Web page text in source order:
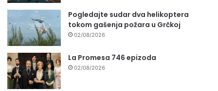
Pogledajte sudar dva helikoptera
tokom gašenja požara u Grčkoj
02/08/2026
La Promesa 746 epizoda
02/08/2026